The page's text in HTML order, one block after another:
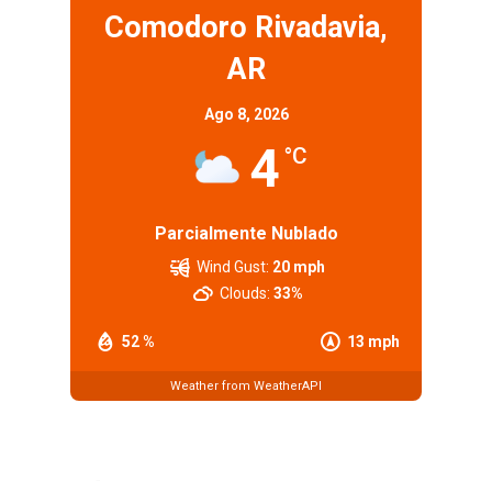
Comodoro Rivadavia,
AR
Ago 8, 2026
4 °C
Parcialmente Nublado
52 % 13 mph
Wind Gust: 20 mph
Clouds: 33%
Weather from WeatherAPI